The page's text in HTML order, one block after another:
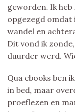
geworden. Ik
opgezegd omdat
wandel en
Dit vond ik
duurder werd.
Qua ebooks ben
in bed, maar
proeflezen en